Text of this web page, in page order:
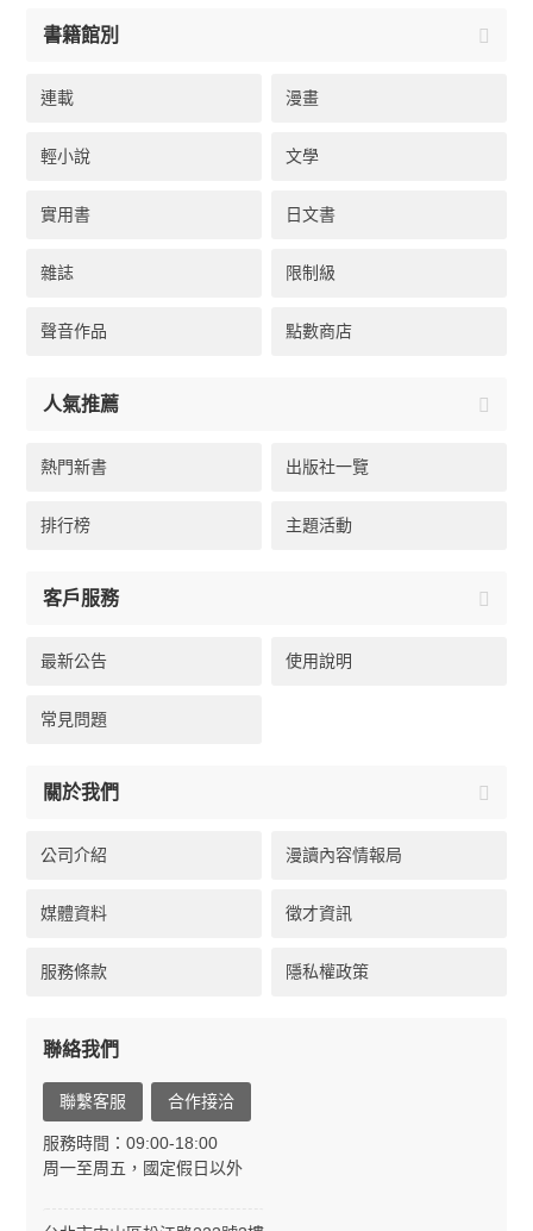
書籍館別
連載 漫畫
輕小說 文學
實用書 日文書
雜誌 限制級
聲音作品 點數商店
人氣推薦
熱門新書 出版社一覽
排行榜 主題活動
客戶服務
最新公告 使用說明
常見問題
關於我們
公司介紹 漫讀內容情報局
媒體資料 徵才資訊
服務條款 隱私權政策
聯絡我們
聯繫客服 合作接洽
服務時間：09:00-18:00
周一至周五，國定假日以外